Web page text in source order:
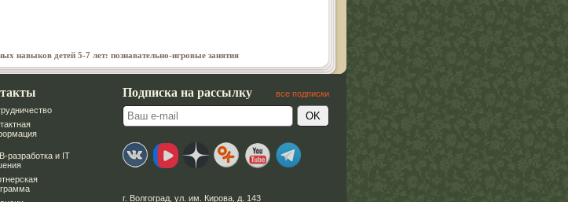
навыков детей 5-7 лет: познавательно-игровые занятия
разработка и IT
Подписка на рассылку все подписки
г. Волгоград ул. им. Кирова, д. 143